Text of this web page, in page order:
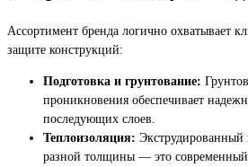
Ассортимент бренда логично охватывает
защите конструкций:
Подготовка и грунтование:
проникновения обеспечивает
последующих слоев.
Теплоизоляция:
разной толщины — это